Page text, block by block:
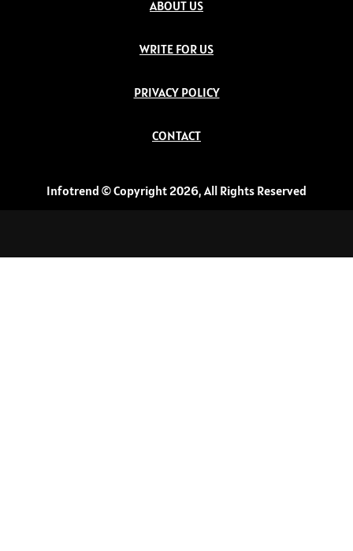
ABOUT US
WRITE FOR US
PRIVACY POLICY
CONTACT
Infotrend © Copyright 2026, All Rights Reserved